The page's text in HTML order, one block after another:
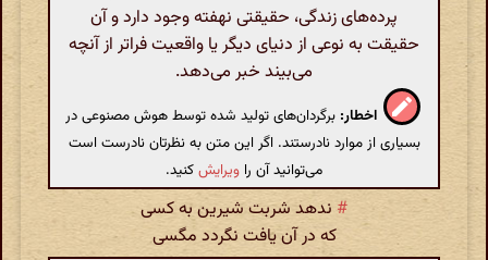
پرده‌های زندگی، حقیقتی نهفته وجود دارد و آن
حقیقت به نوعی از دنیای دیگر یا واقعیت فراتر از آنچه
می‌بیند خبر می‌دهد.
اخطار: برگردان‌های تولید شده توسط هوش مصنوعی در
بسیاری از موارد نادرستند. اگر این متن به نظرتان نادرست است
می‌توانید آن را ویرایشکنید.
# ندهد شربت شیرین به کسی
که در آن یافت نگردد مگسی